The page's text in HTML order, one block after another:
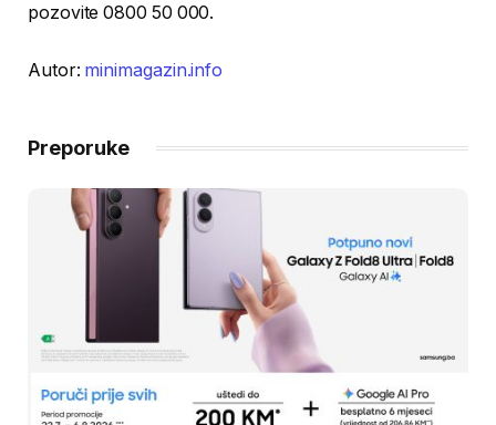
pozovite 0800 50 000.
Autor: minimagazin.info
Preporuke